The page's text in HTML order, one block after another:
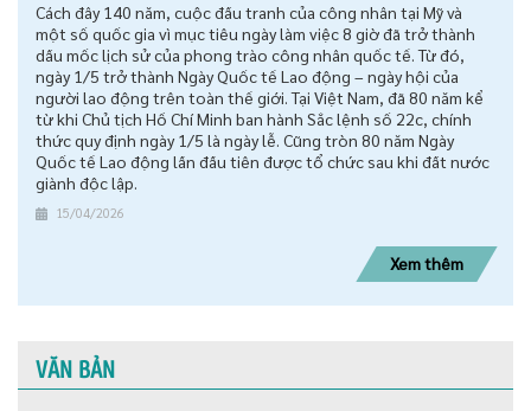
Cách đây 140 năm, cuộc đấu tranh của công nhân tại Mỹ và
một số quốc gia vì mục tiêu ngày làm việc 8 giờ đã trở thành
dấu mốc lịch sử của phong trào công nhân quốc tế. Từ đó,
ngày 1/5 trở thành Ngày Quốc tế Lao động – ngày hội của
người lao động trên toàn thế giới. Tại Việt Nam, đã 80 năm kể
từ khi Chủ tịch Hồ Chí Minh ban hành Sắc lệnh số 22c, chính
thức quy định ngày 1/5 là ngày lễ. Cũng tròn 80 năm Ngày
Quốc tế Lao động lần đầu tiên được tổ chức sau khi đất nước
giành độc lập.
15/04/2026
Xem thêm
VĂN BẢN